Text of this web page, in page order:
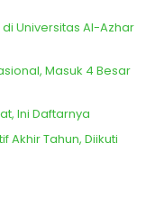
di Universitas Al-Azhar
Masuk 4 Besar
Ini Daftarnya
Akhir Tahun, Diikuti